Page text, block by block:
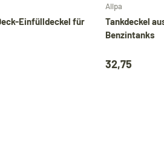
Einfülldeckel für
Allpa
Tankdeckel
Benzintanks
32,75